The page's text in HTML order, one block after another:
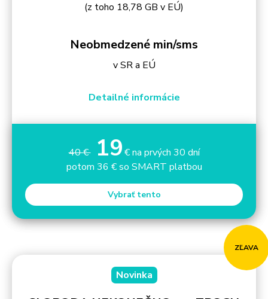
(z toho 18,78 GB v EÚ)
Neobmedzené min/sms
v SR a EÚ
Detailné informácie
40 € 19€ na prvých 30 dní
potom 36 € so SMART platbou
Vybrať tento
ZĽAVA
Novinka